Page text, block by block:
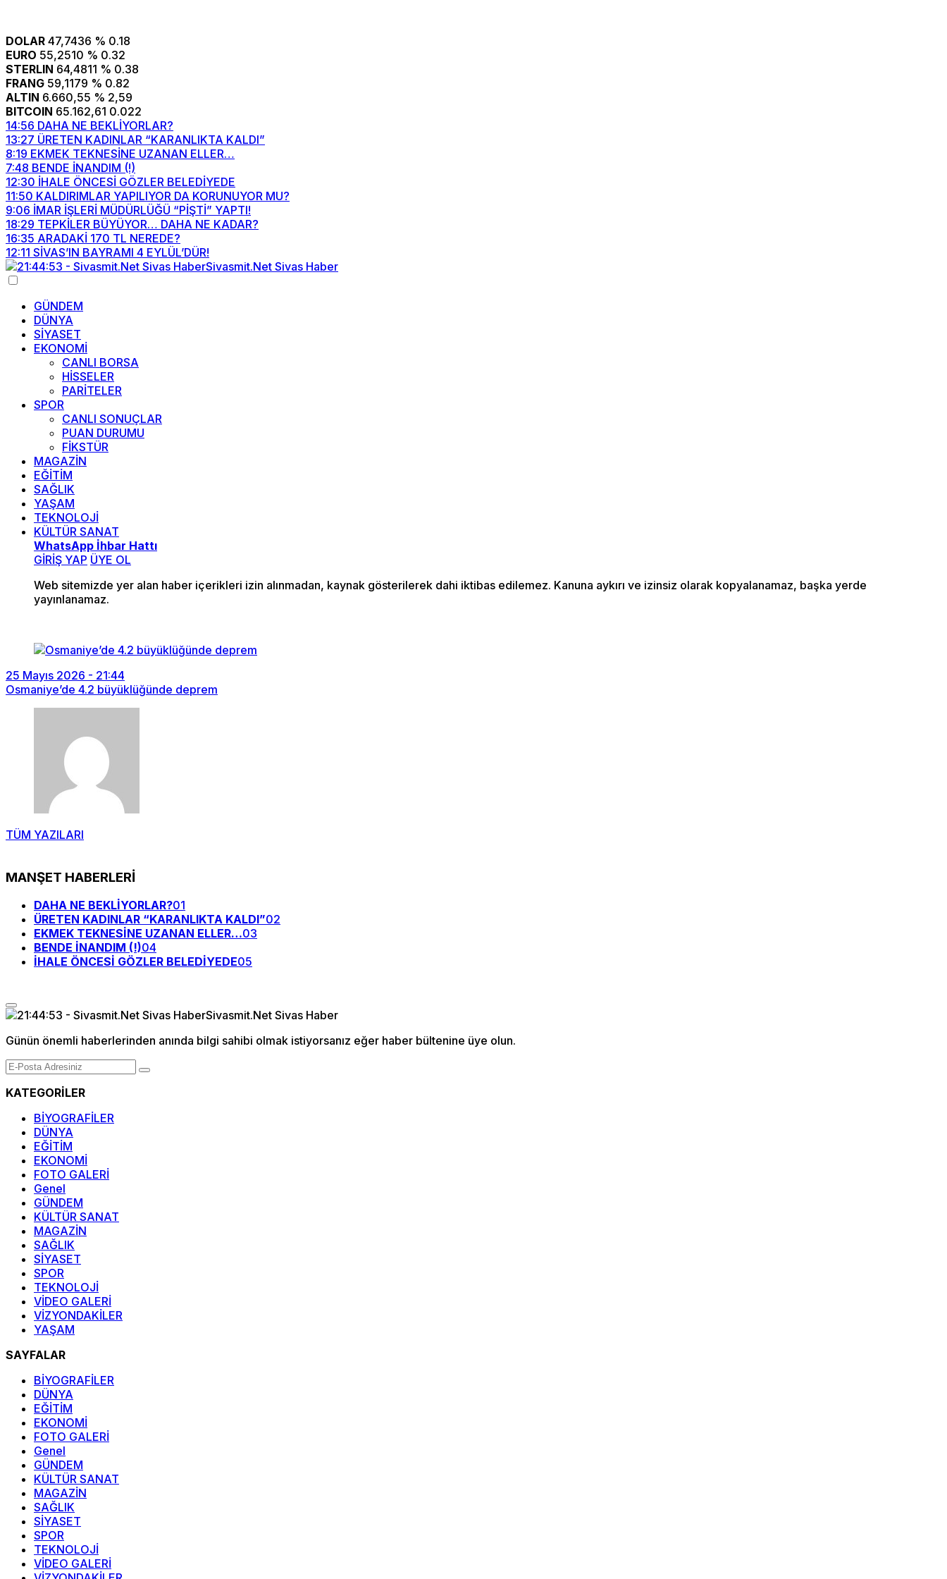
DOLAR 47,7436 % 0.18
EURO 55,2510 % 0.32
STERLIN 64,4811 % 0.38
FRANG 59,1179 % 0.82
ALTIN 6.660,55 % 2,59
BITCOIN 65.162,61 0.022
14:56 DAHA NE BEKLİYORLAR?
13:27 ÜRETEN KADINLAR “KARANLIKTA KALDI”
8:19 EKMEK TEKNESİNE UZANAN ELLER…
7:48 BENDE İNANDIM (!)
12:30 İHALE ÖNCESİ GÖZLER BELEDİYEDE
11:50 KALDIRIMLAR YAPILIYOR DA KORUNUYOR MU?
9:06 İMAR İŞLERİ MÜDÜRLÜĞÜ “PİŞTİ” YAPTI!
18:29 TEPKİLER BÜYÜYOR… DAHA NE KADAR?
16:35 ARADAKİ 170 TL NEREDE?
12:11 SİVAS’IN BAYRAMI 4 EYLÜL’DÜR!
GÜNDEM
DÜNYA
SİYASET
EKONOMİ
CANLI BORSA
HİSSELER
PARİTELER
SPOR
CANLI SONUÇLAR
PUAN DURUMU
FİKSTÜR
MAGAZİN
EĞİTİM
SAĞLIK
YAŞAM
TEKNOLOJİ
KÜLTÜR SANAT
WhatsApp İhbar Hattı
GİRİŞ YAP ÜYE OL
Web sitemizde yer alan haber içerikleri izin alınmadan, kaynak gösterilerek dahi iktibas edilemez. Kanuna aykırı ve izinsiz olarak kopyalanamaz, başka yerde
yayınlanamaz.
25 Mayıs 2026 - 21:44
Osmaniye’de 4.2 büyüklüğünde deprem
TÜM YAZILARI
MANŞET HABERLERİ
DAHA NE BEKLİYORLAR?01
ÜRETEN KADINLAR “KARANLIKTA KALDI”02
EKMEK TEKNESİNE UZANAN ELLER…03
BENDE İNANDIM (!)04
İHALE ÖNCESİ GÖZLER BELEDİYEDE05
Günün önemli haberlerinden anında bilgi sahibi olmak istiyorsanız eğer haber bültenine üye olun.
KATEGORİLER
BİYOGRAFİLER
DÜNYA
EĞİTİM
EKONOMİ
FOTO GALERİ
Genel
GÜNDEM
KÜLTÜR SANAT
MAGAZİN
SAĞLIK
SİYASET
SPOR
TEKNOLOJİ
VİDEO GALERİ
VİZYONDAKİLER
YAŞAM
SAYFALAR
BİYOGRAFİLER
DÜNYA
EĞİTİM
EKONOMİ
FOTO GALERİ
Genel
GÜNDEM
KÜLTÜR SANAT
MAGAZİN
SAĞLIK
SİYASET
SPOR
TEKNOLOJİ
VİDEO GALERİ